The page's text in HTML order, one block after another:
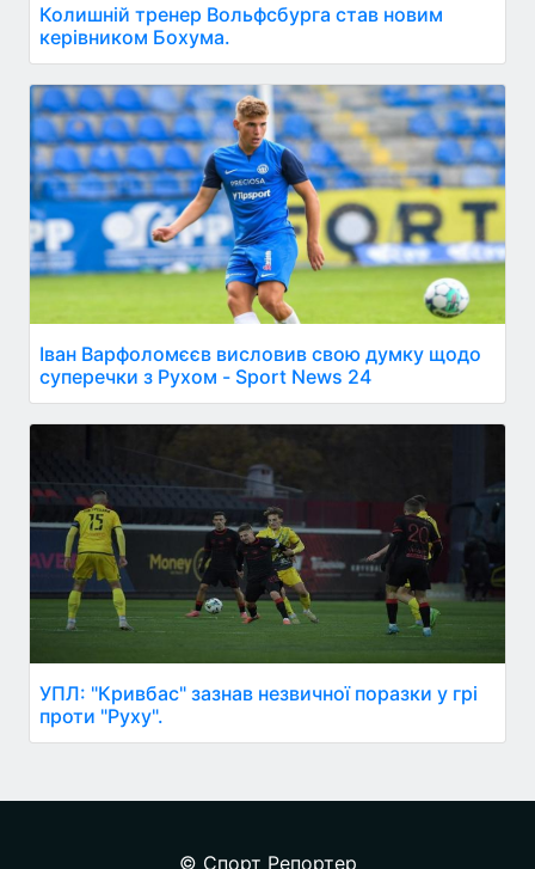
Колишній тренер Вольфсбурга став новим
керівником Бохума.
Іван Варфоломєєв висловив свою думку щодо
суперечки з Рухом - Sport News 24
УПЛ: "Кривбас" зазнав незвичної поразки у грі
проти "Руху".
© Спорт Репортер